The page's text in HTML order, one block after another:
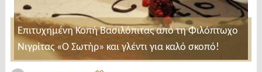
Επιτυχημένη Κοπή Βασιλόπιτας από τη Φιλόπτωχο
Νιγρίτας «Ο Σωτήρ» και γλέντι για καλό σκοπό!